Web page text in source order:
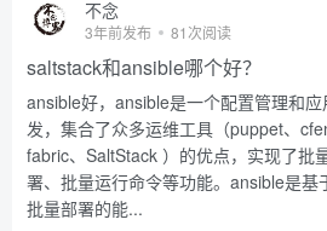
不念
3年前发布 81次阅读
saltstack和ansible哪个好？
ansible好，ansible是一个配置管理和
发，集合了众多运维工具（puppet、
fabric、SaltStack ）的优点，实现了批
署、批量运行命令等功能。ansible是基
批量部署的能...